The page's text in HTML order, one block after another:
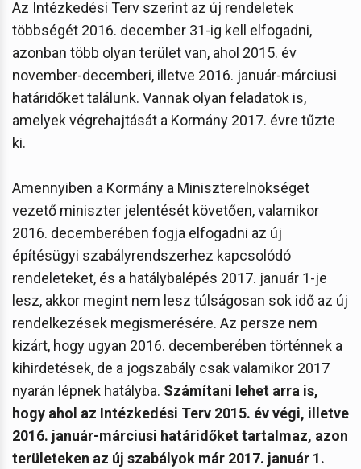
Az Intézkedési Terv szerint az új rendeletek
többségét 2016. december 31-ig kell elfogadni,
azonban több olyan terület van, ahol 2015. év
november-decemberi, illetve 2016. január-márciusi
határidőket találunk. Vannak olyan feladatok is,
amelyek végrehajtását a Kormány 2017. évre tűzte
ki.
Amennyiben a Kormány a Miniszterelnökséget
vezető miniszter jelentését követően, valamikor
2016. decemberében fogja elfogadni az új
építésügyi szabályrendszerhez kapcsolódó
rendeleteket, és a hatálybalépés 2017. január 1-je
lesz, akkor megint nem lesz túlságosan sok idő az új
rendelkezések megismerésére. Az persze nem
kizárt, hogy ugyan 2016. decemberében történnek a
kihirdetések, de a jogszabály csak valamikor 2017
nyarán lépnek hatályba. Számítani lehet arra is,
hogy ahol az Intézkedési Terv 2015. év végi, illetve
2016. január-márciusi határidőket tartalmaz, azon
területeken az új szabályok már 2017. január 1.